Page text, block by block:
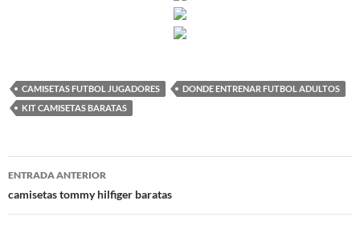
CAMISETAS FUTBOL JUGADORES
DONDE ENTRENAR FUTBOL ADULTOS
KIT CAMISETAS BARATAS
Navegación
de
ENTRADA ANTERIOR
camisetas tommy hilfiger baratas